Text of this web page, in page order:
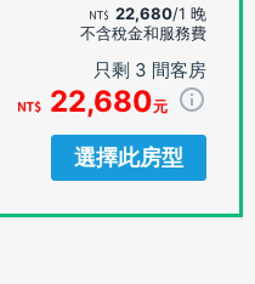
22,680/1 晚
不含稅金和服務費
只剩 3 間客房
22,680元
選擇此房型